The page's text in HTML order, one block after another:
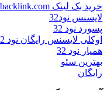
خرید بک لینک behtarinbacklink.com
لایسنس نود32
پسورد نود 32
اوکلی لایسنس رایگان نود 32
همیار نود 32
بهترین سئو
رایگان